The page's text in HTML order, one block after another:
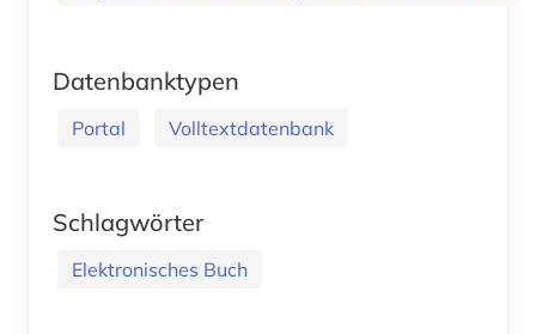
Datenbanktypen
Portal Volltextdatenbank
Schlagwörter
Elektronisches Buch